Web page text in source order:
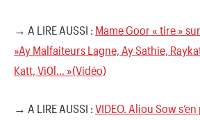
→ A LIRE AUSSI : Mame Goor « tire »
»Ay Malfaiteurs Lagne, Ay Sathie,
Katt, Vi0l… »(Vidéo)
→ A LIRE AUSSI : VIDEO. Aliou Sow